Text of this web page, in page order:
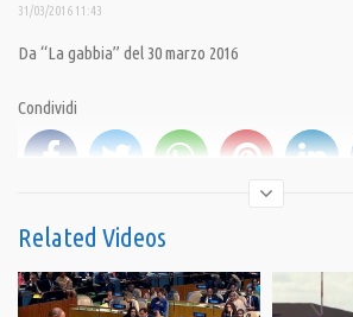
31/03/2016 11:43
Da “La gabbia” del 30 marzo 2016
Condividi
Related Videos